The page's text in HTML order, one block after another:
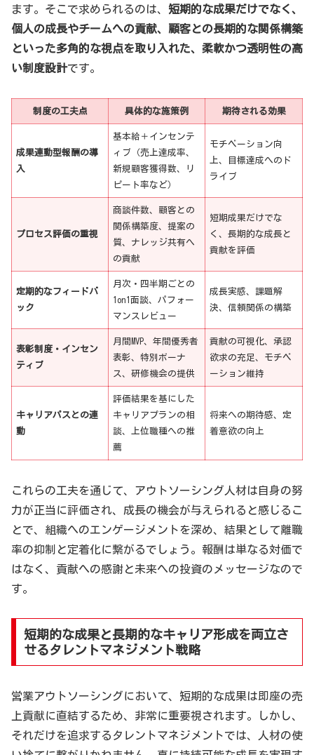
ます。そこで求められるのは、 短期的な成果だけでなく、
個人の成長やチームへの貢献、顧客との長期的な関係構築
といった多角的な視点を取り入れた、柔軟かつ透明性の高
い制度設計です。
制度の工夫点 具体的な施策例 期待される効果
成果連動型報酬の導
入
基本給＋インセンテ
ィブ（売上達成率、
新規顧客獲得数、リ
ピート率など）
モチベーション向
上、目標達成へのド
ライブ
プロセス評価の重視
商談件数、顧客との
関係構築度、提案の
質、ナレッジ共有へ
の貢献
短期成果だけでな
く、長期的な成長と
貢献を評価
定期的なフィードバ
ック
月次・四半期ごとの
1on1面談、パフォー
マンスレビュー
成長実感、課題解
決、信頼関係の構築
表彰制度・インセン
ティブ
月間MVP、年間優秀者
表彰、特別ボーナ
ス、研修機会の提供
貢献の可視化、承認
欲求の充足、モチベ
ーション維持
キャリアパスとの連
動
評価結果を基にした
キャリアプランの相
談、上位職種への推
薦
将来への期待感、定
着意欲の向上
これらの工夫を通じて、アウトソーシング人材は自身の努
力が正当に評価され、成長の機会が与えられると感じるこ
とで、組織へのエンゲージメントを深め、結果として離職
率の抑制と定着化に繋がるでしょう。報酬は単なる対価で
はなく、貢献への感謝と未来への投資のメッセージなので
す。
短期的な成果と長期的なキャリア形成を両立さ
せるタレントマネジメント戦略
営業アウトソーシングにおいて、短期的な成果は即座の売
上貢献に直結するため、非常に重要視されます。しかし、
それだけを追求するタレントマネジメントでは、人材の使